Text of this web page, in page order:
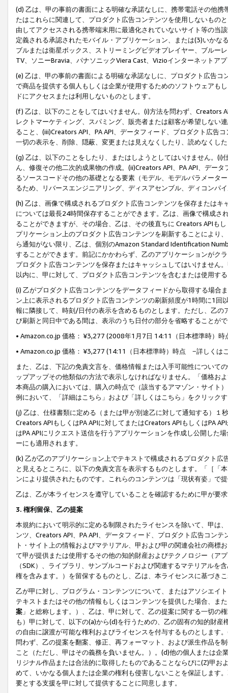
(d) 乙は、甲の事前の書面による明確な承諾なしに、携帯電話その他
たはこれらに関連して、プロダクト広告コンテンツを使用しないもの
由してアクセスされる携帯端末用に最適化されていないサイト等の当
定義される承認されたモバイル・アプリケーション、または(3)いか
ブルまたは衛星ボックス、ストリーミングビデオプレイヤー、ブルー
TV、ソニーBravia、パナソニックViera Cast、Vizioインターネットア
(e) 乙は、甲の事前の書面による明確な承諾なしに、プロダクト広告
で商品を提供する個人もしくは企業が使用するためのソフトウェアも
ドにアクセスまたは利用しないものとします。
(f) 乙は、以下のことをしてはいけません。(i)方法を問わず、Creators
レクトマーケティング、スパミング、販売者または顧客が希望しない
ること、(iii)Creators API、PA API、データフィード、プロダクト広告
一切の表示を、削除、隠蔽、変更または見えなくしたり、読めなくし
(g) 乙は、以下のことをしたり、またはしようとしてはいけません。
ん、修復その他二次的成果物の作成。(ii)Creators API、PA API、デー
るソースコードその他の基礎となる要素（モデル、モデルパラメータ
るため、リバースエンジニアリング、ディスアセンブル、ディコンパ
(h) 乙は、画像で構成されるプロダクト広告コンテンツを保存または
については最長24時間保存することができます。乙は、画像で構成
ることができますが、その場合、乙は、その後直ちに Creators APIも
プリケーション上のプロダクト広告コンテンツを刷新することにより
ら通知がない限り、乙は、個別のAmazon Standard Identification
することができます。前記にかかわらず、乙のアプリケーションがク
プロダクト広告コンテンツを保存またはキャッシュしてはいけません
以内に、甲に対して、プロダクト広告コンテンツを含むまたは使用す
(i) 乙がプロダクト広告コンテンツをデータフィードから取得する場合
ン上に表示されるプロダクト広告コンテンツの刷新頻度が1時間に1
報に隣接して、時刻/日付の表示を含めるものとします。ただし、乙
び刷新と同日中である間は、表示のうち日付の部分を省略することが
• Amazon.co.jp 価格： ¥3,277 (2008年1月7日 14:11（日本標準時）
• Amazon.co.jp 価格： ¥3,277 (14:11（日本標準時）時点 −詳しくは
また、乙は、下記の免責文言を、価格情報または入手可能性について
ップアップその他類似の方法で表示しなければなりません。「価格
本商品の購入においては、購入の時点で（該当するアマゾン・サイト
例において、「詳細はこちら」および「詳しくはこちら」をクリック
(j) 乙は、仕様書類に定める（または甲が別途乙に対して通知する）
Creators APIもしくはPA APIに対してまたはCreators APIもしくはPA
はPA APIにリクエスト送信を行うアプリケーションを作成し公開した
ーにも適用されます。
(k) 乙が乙のアプリケーション上でテキストで構成されるプロダクト
と見えるところに、以下の免責文言を表示するものとします。「［「
ンにより提供されたものです。これらのコンテンツは「現状有姿」で
乙は、乙が本ライセンスを遵守していることを確認するために甲が要
3. 権利留保、乙の提案
本規約において明示的に定める制限されたライセンスを除いて、甲は
ンツ、Creators API、PA API、データフィード、プロダクト広告コン
ト・サイト上の情報およびマテリアル、甲および甲の関連会社の商
て甲が提供または使用するその他の知的財産およびテクノロジー（ア
（SDK）、ライブラリ、サンプルコードおよび関連するマテリアル
権を含みます。）を留保するものとし、乙は、本ライセンスに基づき
乙が甲に対し、プログラム・コンテンツについて、またはアソシエイ
テキストまたはその他の情報もしくはコンテンツを提供した場合、ま
案 」と総称します。）、乙は、甲に対して、乙の提案に関する一切
も）甲に対して、以下の(a)から(d)を行うための、乙の固有の知的財
の自由に譲渡が可能な権利およびライセンスを付与するものとします
問わず、乙の提案を翻案、修正、再フォーマット、および派生作品を
こと（ただし、甲はその義務を負いません。）。(d)他の個人または
リジナル作品または合法的に取得したものであることならびに(Z)甲
めて、いかなる個人または企業の権利も侵害しないことを保証します
要とする支援を甲に対して提供することに同意します。